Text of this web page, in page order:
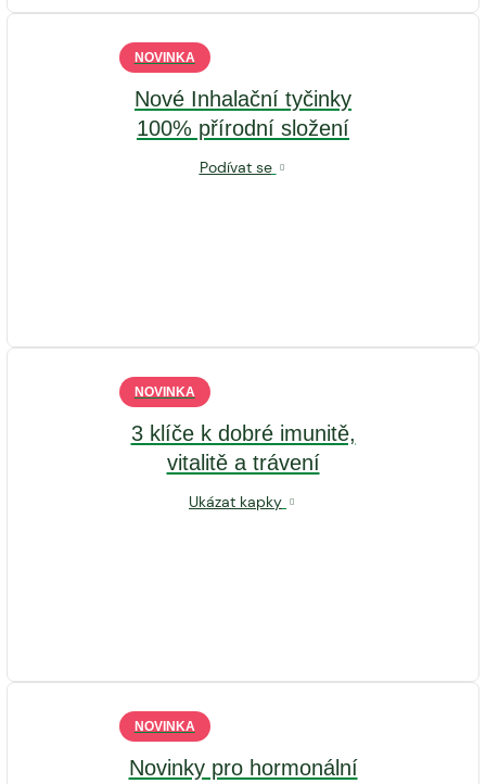
NOVINKA
Nové Inhalační tyčinky
100% přírodní složení
Podívat se
NOVINKA
3 klíče k dobré imunitě,
vitalitě a trávení
Ukázat kapky
NOVINKA
Novinky pro hormonální